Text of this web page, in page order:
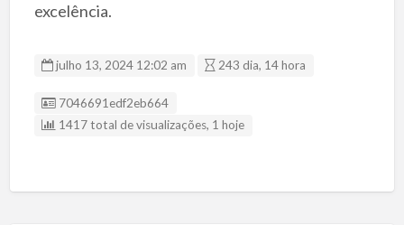
excelência.
julho 13, 2024 12:02 am 243 dia, 14 hora
ID da listagem
7046691edf2eb664
1417 total de visualizações, 1 hoje